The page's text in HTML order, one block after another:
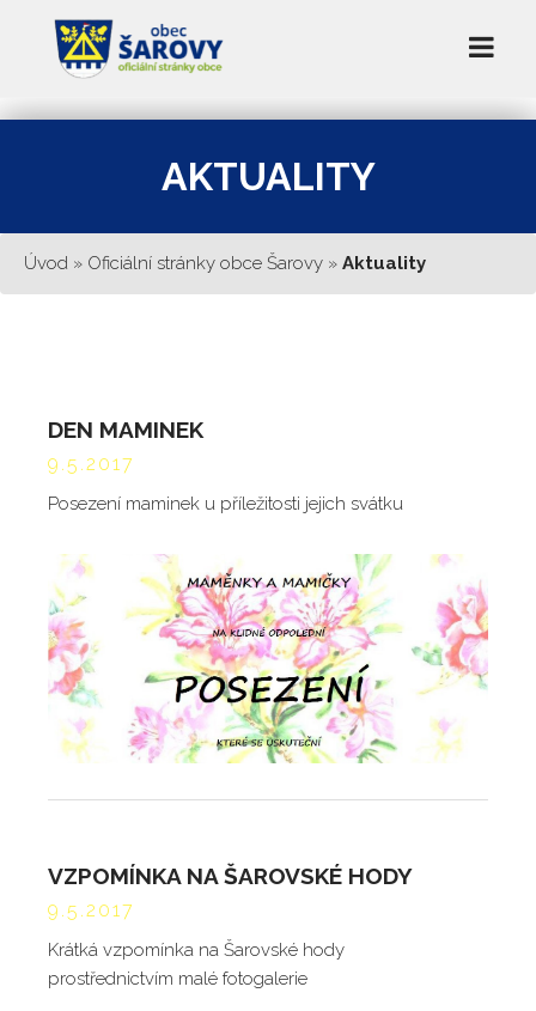
AKTUALITY
Úvod » Oficiální stránky obce Šarovy » Aktuality
DEN MAMINEK
9.5.2017
Posezení maminek u příležitosti jejich svátku
VZPOMÍNKA NA ŠAROVSKÉ HODY
9.5.2017
Krátká vzpomínka na Šarovské hody
prostřednictvím malé fotogalerie